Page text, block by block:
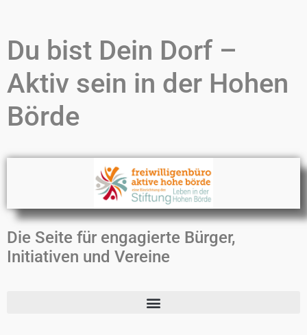
Du bist Dein Dorf –
Aktiv sein in der Hohen
Börde
Die Seite für engagierte Bürger,
Initiativen und Vereine